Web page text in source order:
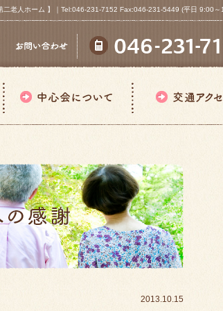
二老人ホーム 】｜Tel:046-231-7152 Fax:046-231-5449 (平日 9:00
2013.10.15